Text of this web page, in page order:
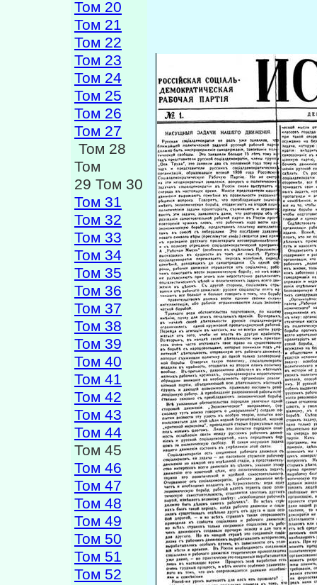
Том 20
Том 21
Том 22
Том 23
Том 24
Том 25
Том 26
Том 27
Том 28
Том
29 Том 30
Том 31
Том 32
Том 33
Том 34
Том 35
Том 36
Том 37
Том 38
Том 39
Том 40
Том 41
Том 42
Том 43
Том 44
Том 45
Том 46
Том 47
Том 48
Том 49
Том 50
Том 51
Том 52